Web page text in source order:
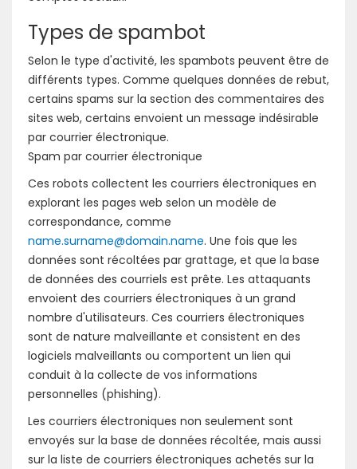
Types de spambot
Selon le type d'activité, les spambots peuvent être de
différents types. Comme quelques données de rebut,
certains spams sur la section des commentaires des
sites web, certains envoient un message indésirable
par courrier électronique.
Spam par courrier électronique
Ces robots collectent les courriers électroniques en
explorant les pages web selon un modèle de
correspondance, comme
name.surname@domain.name. Une fois que les
données sont récoltées par grattage, et que la base
de données des courriels est prête. Les attaquants
envoient des courriers électroniques à un grand
nombre d'utilisateurs. Ces courriers électroniques
sont de nature malveillante et consistent en des
logiciels malveillants ou comportent un lien qui
conduit à la collecte de vos informations
personnelles (phishing).
Les courriers électroniques non seulement sont
envoyés sur la base de données récoltée, mais aussi
sur la liste de courriers électroniques achetés sur la